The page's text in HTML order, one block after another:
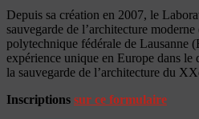
Depuis sa création en 2007, le
sauvegarde de l’architecture
polytechnique fédérale de Lausanne
expérience unique en Europe dans le
la sauvegarde de l’architecture du
Inscriptions sur ce formulaire